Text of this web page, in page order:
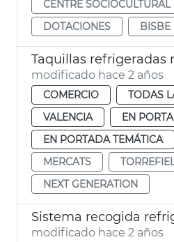
CENTRE SOCIOCULTURAL
DOTACIONES
BISBE
modificado hace 2 años
COMERCIO
TODAS
VALENCIA
EN
EN PORTADA TEMÁTICA
MERCATS
NEXT GENERATION
modificado hace 2 años